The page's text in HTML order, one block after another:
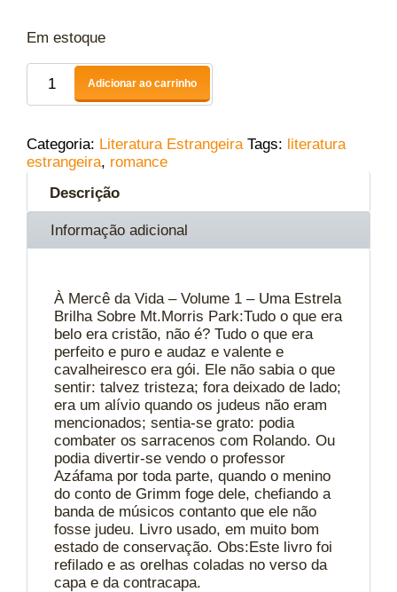
Em estoque
Adicionar ao carrinho
Categoria: Literatura Estrangeira Tags: literatura
estrangeira, romance
Descrição
Informação adicional
À Mercê da Vida – Volume 1 – Uma Estrela
Brilha Sobre Mt.Morris Park:Tudo o que era
belo era cristão, não é? Tudo o que era
perfeito e puro e audaz e valente e
cavalheiresco era gói. Ele não sabia o que
sentir: talvez tristeza; fora deixado de lado;
era um alívio quando os judeus não eram
mencionados; sentia-se grato: podia
combater os sarracenos com Rolando. Ou
podia divertir-se vendo o professor
Azáfama por toda parte, quando o menino
do conto de Grimm foge dele, chefiando a
banda de músicos contanto que ele não
fosse judeu. Livro usado, em muito bom
estado de conservação. Obs:Este livro foi
refilado e as orelhas coladas no verso da
capa e da contracapa.